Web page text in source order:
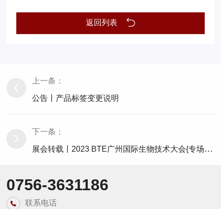
返回列表
上一条：
公告丨产品标签变更说明
下一条：
展会转载丨2023 BTE广州国际生物技术大会{专场会议}
0756-3631186
联系电话